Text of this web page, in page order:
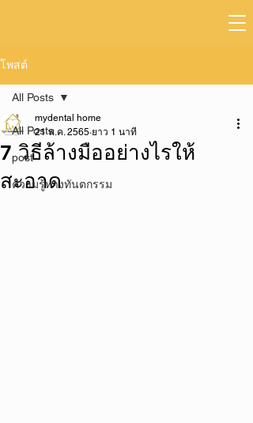
โพสต์
All Posts
post
ความรู้ทางทันตกรรม
All Posts
7 วิธีล้างมืออย่างไรให้
สะอาด
mydental home
21 พ.ค. 2565 ยาว 1 นาที